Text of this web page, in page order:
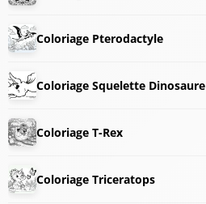
Coloriage Pterodactyle
Coloriage Squelette Dinosaure
Coloriage T-Rex
Coloriage Triceratops